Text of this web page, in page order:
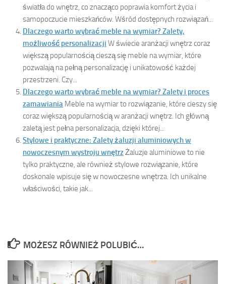
światła do wnętrz, co znacząco poprawia komfort życia i
samopoczucie mieszkańców. Wśród dostępnych rozwiązań...
Dlaczego warto wybrać meble na wymiar? Zalety,
możliwość personalizacji W świecie aranżacji wnętrz coraz
większą popularnością cieszą się meble na wymiar, które
pozwalają na pełną personalizację i unikatowość każdej
przestrzeni. Czy...
Dlaczego warto wybrać meble na wymiar? Zalety i proces
zamawiania Meble na wymiar to rozwiązanie, które cieszy się
coraz większą popularnością w aranżacji wnętrz. Ich główną
zaletą jest pełna personalizacja, dzięki której...
Stylowe i praktyczne: Zalety żaluzji aluminiowych w
nowoczesnym wystroju wnętrzŻaluzje aluminiowe to nie
tylko praktyczne, ale również stylowe rozwiązanie, które
doskonale wpisuje się w nowoczesne wnętrza. Ich unikalne
właściwości, takie jak...
MOŻESZ RÓWNIEŻ POLUBIĆ…